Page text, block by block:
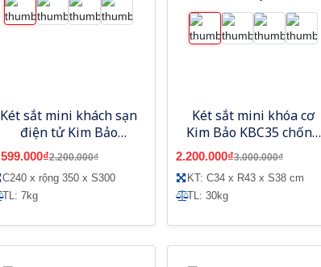
Két sắt mini khách sạn
điện tử Kim Bảo
KBE240
2.200.000₫
C240 x rộng 350 x S300
TL: 7kg
Két sắt mini khóa cơ
Kim Bảo KBC35 chống
cháy
2.200.000₫3.000.000₫
KT: C34 x R43 x S38 cm
TL: 30kg